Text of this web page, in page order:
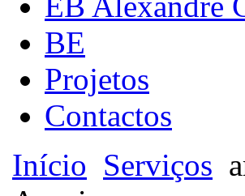
BE
Projetos
Contactos
Início Serviços